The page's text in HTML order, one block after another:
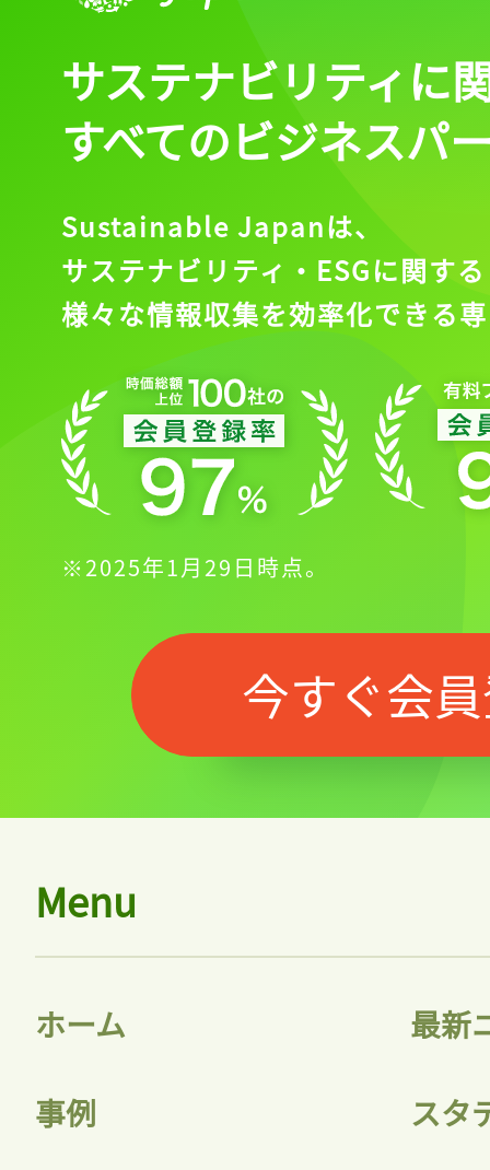
サステナビリティに
すべてのビジネスパ
Sustainable Japanは、
サステナビリティ・ESGに関する
様々な情報収集を効率化できる
※2025年1月29日時点。
今すぐ会
Menu
ホーム 最新
事例 スタ